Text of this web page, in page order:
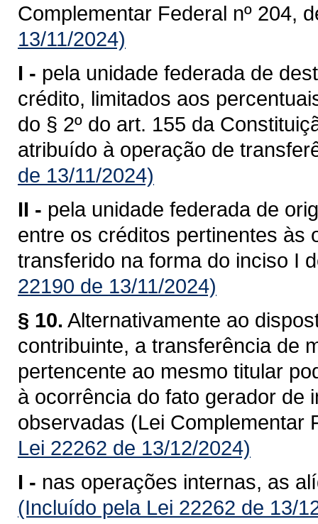
Complementar Federal nº 204,
13/11/2024)
I - pela unidade federada de
crédito, limitados aos
do § 2º do art. 155 da
atribuído à operação de
de 13/11/2024)
II - pela unidade federada de
entre os créditos pertinentes às
transferido na forma do inciso I
22190 de 13/11/2024)
§ 10. Alternativamente ao
contribuinte, a transferência de
pertencente ao mesmo titular
à ocorrência do fato gerador de
observadas (Lei Complementar
Lei 22262 de 13/12/2024)
I - nas operações internas, as
(Incluído pela Lei 22262 de 13/